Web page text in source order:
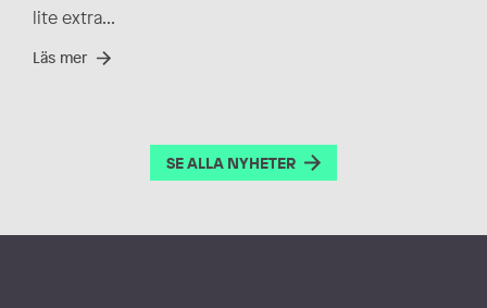
lite extra...
Läs mer
SE ALLA NYHETER